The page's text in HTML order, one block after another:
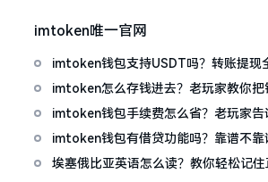
imtoken唯一官网
imtoken钱包支持USDT吗？转账提现
imtoken怎么存钱进去？老玩家教你把
imtoken钱包手续费怎么省？老玩家告
在招
imtoken钱包有借贷功能吗？靠谱不靠
楚
埃塞俄比亚英语怎么读？教你轻松记